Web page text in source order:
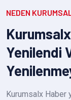
NEDEN
Kurumsalx
Yenilendi
Kurumsalx Haber